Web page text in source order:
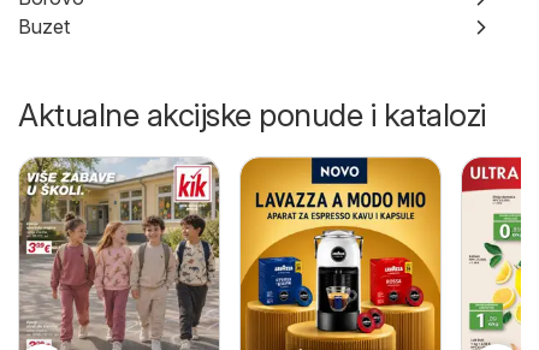
Buzet
Aktualne akcijske ponude i katalozi